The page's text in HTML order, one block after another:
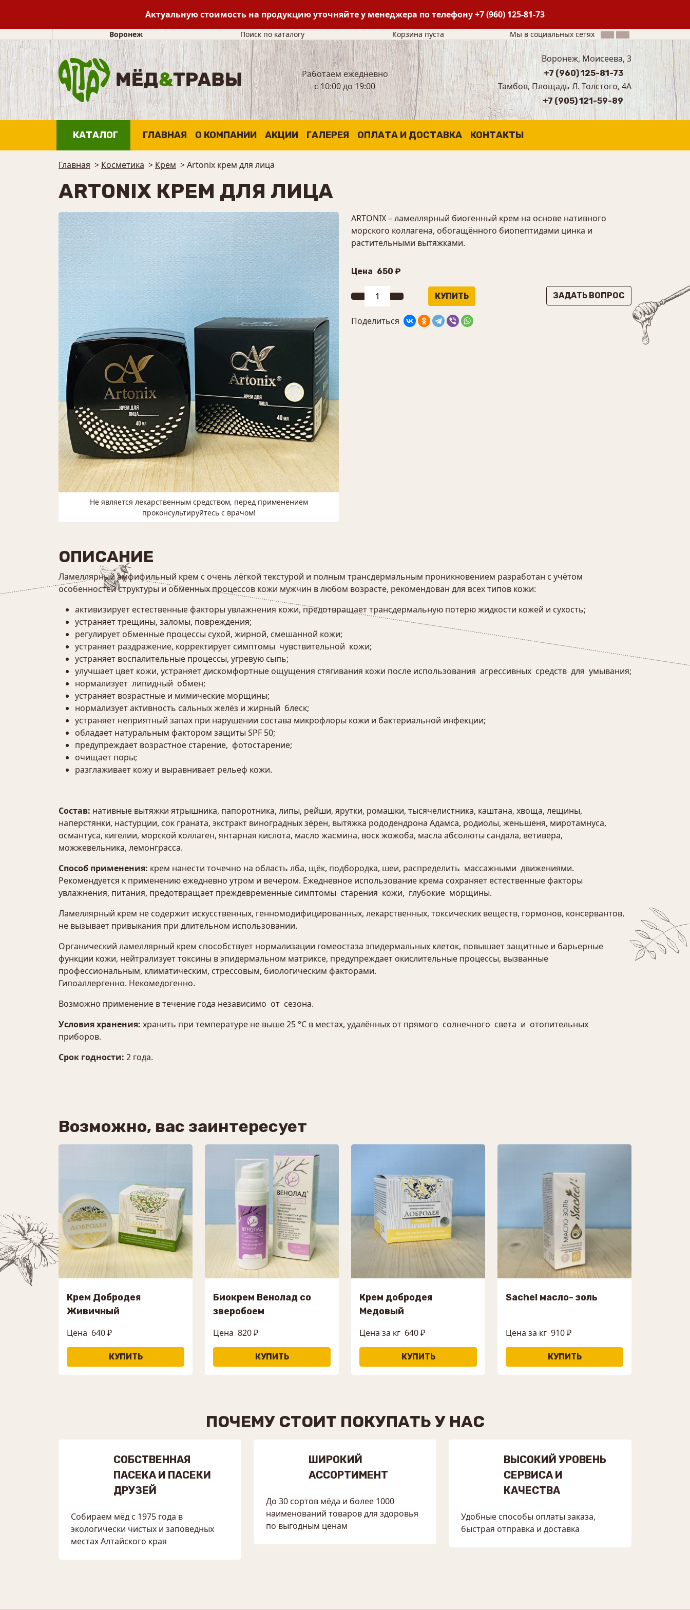
Актуальную стоимость на продукцию уточняйте у менеджера по телефону+7 (960) 125-81-73
Воронеж Поиск по каталогу Корзина пуста Мы в социальных сетях
Работаем ежедневно
с 10:00 до 19:00
Воронеж, Моисеева, 3
+7 (960) 125-81-73
Тамбов, Площадь Л. Толстого, 4А
+7 (905) 121-59-89
КАТАЛОГ ГЛАВНАЯ О КОМПАНИИ АКЦИИ ГАЛЕРЕЯ ОПЛАТА И ДОСТАВКА КОНТАКТЫ
Главная > Косметика > Крем >Artonix крем для лица
ARTONIX КРЕМ ДЛЯ ЛИЦА
Не является лекарственным средством, перед применением
проконсультируйтесь с врачом!
ARTONIX – ламеллярный биогенный крем на основе нативного
морского коллагена, обогащённого биопептидами цинка и
растительными вытяжками.
Цена 650 ₽
ЗАДАТЬ ВОПРОС
Поделиться
ОПИСАНИЕ
Ламеллярный амфифильный крем с очень лёгкой текстурой и полным трансдермальным проникновением разработан с учётом
особенностей структуры и обменных процессов кожи мужчин в любом возрасте, рекомендован для всех типов кожи:
активизирует естественные факторы увлажнения кожи, предотвращает трансдермальную потерю жидкости кожей и сухость;
устраняет трещины, заломы, повреждения;
регулирует обменные процессы сухой, жирной, смешанной кожи;
устраняет раздражение, корректирует симптомы чувствительной кожи;
устраняет воспалительные процессы, угревую сыпь;
улучшает цвет кожи, устраняет дискомфортные ощущения стягивания кожи после использования агрессивных средств для умывания;
нормализует липидный обмен;
устраняет возрастные и мимические морщины;
нормализует активность сальных желёз и жирный блеск;
устраняет неприятный запах при нарушении состава микрофлоры кожи и бактериальной инфекции;
обладает натуральным фактором защиты SPF 50;
предупреждает возрастное старение, фотостарение;
очищает поры;
разглаживает кожу и выравнивает рельеф кожи.
Состав: нативные вытяжки ятрышника, папоротника, липы, рейши, ярутки, ромашки, тысячелистника, каштана, хвоща, лещины,
наперстянки, настурции, сок граната, экстракт виноградных зёрен, вытяжка рододендрона Адамса, родиолы, женьшеня, миротамнуса,
османтуса, кигелии, морской коллаген, янтарная кислота, масло жасмина, воск жожоба, масла абсолюты сандала, ветивера,
можжевельника, лемонграсса.
Способ применения: крем нанести точечно на область лба, щёк, подбородка, шеи, распределить массажными движениями.
Рекомендуется к применению ежедневно утром и вечером. Ежедневное использование крема сохраняет естественные факторы
увлажнения, питания, предотвращает преждевременные симптомы старения кожи, глубокие морщины.
Ламеллярный крем не содержит искусственных, генномодифицированных, лекарственных, токсических веществ, гормонов, консервантов,
не вызывает привыкания при длительном использовании.
Органический ламеллярный крем способствует нормализации гомеостаза эпидермальных клеток, повышает защитные и барьерные
функции кожи, нейтрализует токсины в эпидермальном матриксе, предупреждает окислительные процессы, вызванные
профессиональным, климатическим, стрессовым, биологическим факторами.
Гипоаллергенно. Некомедогенно.
Возможно применение в течение года независимо от сезона.
Условия хранения: хранить при температуре не выше 25 °С в местах, удалённых от прямого солнечного света и отопительных
приборов.
Срок годности: 2 года.
Возможно, вас заинтересует
Крем Добродея
Живичный
Цена 640 ₽
Биокрем Венолад со
зверобоем
Цена 820 ₽
Крем добродея
Медовый
Цена за кг 640 ₽
Sachel масло- золь
Цена за кг 910 ₽
ПОЧЕМУ СТОИТ ПОКУПАТЬ У НАС
СОБСТВЕННАЯ
ПАСЕКА И ПАСЕКИ
ДРУЗЕЙ
Собираем мёд с 1975 года в
экологически чистых и заповедных
местах Алтайского края
ШИРОКИЙ
АССОРТИМЕНТ
До 30 сортов мёда и более 1000
наименований товаров для здоровья
по выгодным ценам
ВЫСОКИЙ УРОВЕНЬ
СЕРВИСА И
КАЧЕСТВА
Удобные способы оплаты заказа,
быстрая отправка и доставка